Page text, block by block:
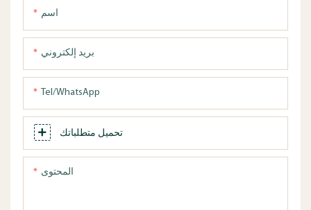
اسم
بريد إلكتروني
Tel/WhatsApp
تحميل متطلباتك
المحتوى